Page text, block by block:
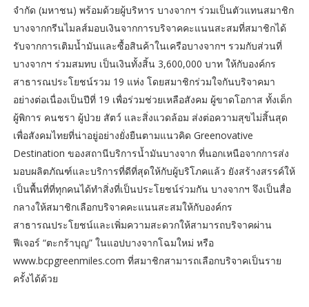
จำกัด (มหาชน) พร้อมด้วยผู้บริหาร บางจากฯ ร่วมเป็นตัวแทนสมาชิก
บางจากกรีนไมลส์มอบเงินจากการบริจาคคะแนนสะสมที่สมาชิกได้
รับจากการเติมน้ำมันและซื้อสินค้าในเครือบางจากฯ รวมกับส่วนที่
บางจากฯ ร่วมสมทบ เป็นเงินทั้งสิ้น 3,600,000 บาท ให้กับองค์กร
สาธารณประโยชน์รวม 19 แห่ง โดยสมาชิกร่วมใจกันบริจาคมา
อย่างต่อเนื่องเป็นปีที่ 19 เพื่อร่วมช่วยเหลือสังคม ผู้ขาดโอกาส ทั้งเด็ก
ผู้พิการ คนชรา ผู้ป่วย สัตว์ และสิ่งแวดล้อม ส่งต่อความสุขไม่สิ้นสุด
เพื่อสังคมไทยที่น่าอยู่อย่างยั่งยืนตามแนวคิด Greenovative
Destination ของสถานีบริการน้ำมันบางจาก ที่นอกเหนือจากการส่ง
มอบผลิตภัณฑ์และบริการที่ดีที่สุดให้กับผู้บริโภคแล้ว ยังสร้างสรรค์ให้
เป็นพื้นที่ที่ทุกคนได้ทำสิ่งที่เป็นประโยชน์ร่วมกัน บางจากฯ จึงเป็นสื่อ
กลางให้สมาชิกเลือกบริจาคคะแนนสะสมให้กับองค์กร
สาธารณประโยชน์และเพิ่มความสะดวกให้สามารถบริจาคผ่าน
ฟีเจอร์ “ตะกร้าบุญ” ในแอปบางจากโฉมใหม่ หรือ
www.bcpgreenmiles.com ที่สมาชิกสามารถเลือกบริจาคเป็นราย
ครั้งได้ด้วย